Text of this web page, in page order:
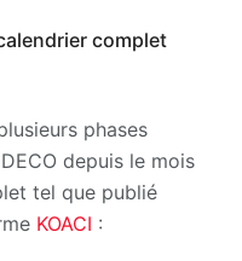
complet
phases
depuis le mois
tel que publié
KOACI :